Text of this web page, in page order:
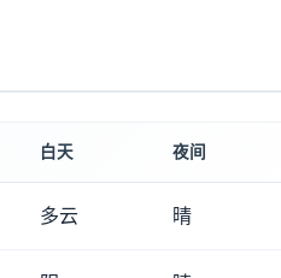
白天 夜间
多云 晴